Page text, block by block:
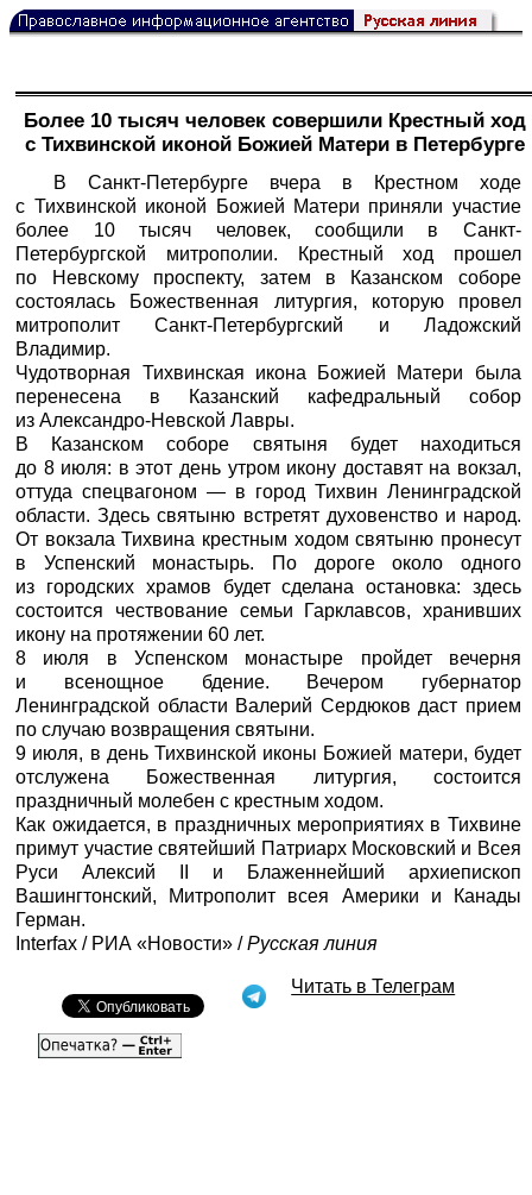
Более 10 тысяч человек совершили Крестный ход
с Тихвинской иконой Божией Матери в Петербурге
В Санкт-Петербурге вчера в Крестном ходе
с Тихвинской иконой Божией Матери приняли участие
более 10 тысяч человек, сообщили в Санкт-
Петербургской митрополии. Крестный ход прошел
по Невскому проспекту, затем в Казанском соборе
состоялась Божественная литургия, которую провел
митрополит Санкт-Петербургский и Ладожский
Владимир.
Чудотворная Тихвинская икона Божией Матери была
перенесена в Казанский кафедральный собор
из Александро-Hевской Лавры.
В Казанском соборе святыня будет находиться
до 8 июля: в этот день утром икону доставят на вокзал,
оттуда спецвагоном — в город Тихвин Ленинградской
области. Здесь святыню встретят духовенство и народ.
От вокзала Тихвина крестным ходом святыню пронесут
в Успенский монастырь. По дороге около одного
из городских храмов будет сделана остановка: здесь
состоится чествование семьи Гарклавсов, хранивших
икону на протяжении 60 лет.
8 июля в Успенском монастыре пройдет вечерня
и всенощное бдение. Вечером губернатор
Ленинградской области Валерий Сердюков даст прием
по случаю возвращения святыни.
9 июля, в день Тихвинской иконы Божией матери, будет
отслужена Божественная литургия, состоится
праздничный молебен с крестным ходом.
Как ожидается, в праздничных мероприятиях в Тихвине
примут участие святейший Патриарх Московский и Всея
Руси Алексий II и Блаженнейший архиепископ
Вашингтонский, Митрополит всея Америки и Канады
Герман.
Interfax / РИА «Новости»/Русская линия
Читать в Телеграм